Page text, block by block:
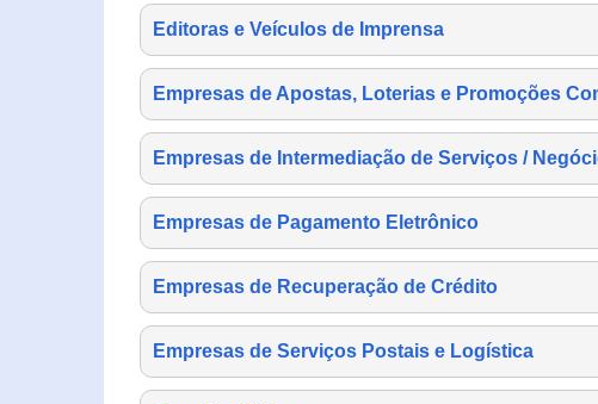
Editoras e Veículos de Imprensa
Empresas de Apostas, Loterias e Promoções
Empresas de Intermediação de Serviços /
Empresas de Pagamento Eletrônico
Empresas de Recuperação de Crédito
Empresas de Serviços Postais e Logística